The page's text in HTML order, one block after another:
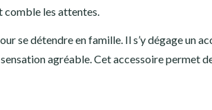
comble les attentes.
se détendre en famille. Il s’y dégage un
agréable. Cet accessoire permet